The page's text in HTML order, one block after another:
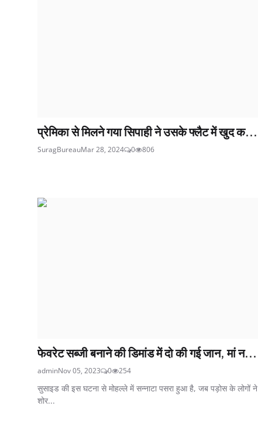
प्रेमिका से मिलने गया सिपाही ने उसके फ्लैट में खुद क...
SuragBureauMar 28, 2024 0 806
फेवरेट सब्जी बनाने की डिमांड में दो की गई जान, मां न...
adminNov 05, 2023 0 254
सुसाइड की इस घटना से मोहल्ले में सन्नाटा पसरा हुआ है, जब पड़ोस के लोगों ने
शोर...